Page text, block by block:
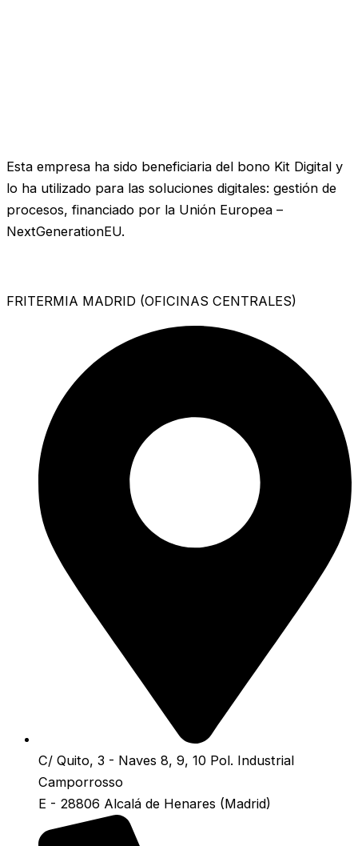
Esta empresa ha sido beneficiaria del bono Kit Digital y
lo ha utilizado para las soluciones digitales: gestión de
procesos, financiado por la Unión Europea –
NextGenerationEU.
FRITERMIA MADRID (OFICINAS CENTRALES)
C/ Quito, 3 - Naves 8, 9, 10 Pol. Industrial
Camporrosso
E - 28806 Alcalá de Henares (Madrid)